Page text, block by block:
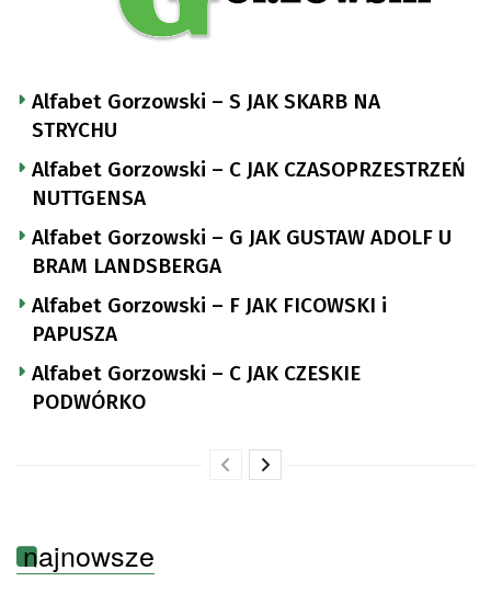
Alfabet Gorzowski – S JAK SKARB NA
STRYCHU
Alfabet Gorzowski – C JAK CZASOPRZESTRZEŃ
NUTTGENSA
Alfabet Gorzowski – G JAK GUSTAW ADOLF U
BRAM LANDSBERGA
Alfabet Gorzowski – F JAK FICOWSKI i
PAPUSZA
Alfabet Gorzowski – C JAK CZESKIE
PODWÓRKO
najnowsze